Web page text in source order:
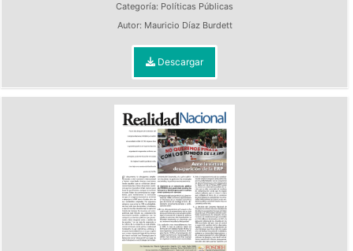
Categoría: Políticas Públicas
Autor: Mauricio Díaz Burdett
Descargar